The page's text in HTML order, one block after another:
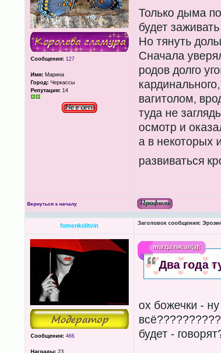
Сообщения: 127
Имя: Марина
Город: Черкассы
Репутация: 14
Только дыма
будет
Но тянуть
Сначала
родов долго
вагитолом,
туда не
осмотр и
а в некоторых
развиваться
Вернуться к началу
fomenkolitvin Заголовок сообщения:
Сообщения: 466
Награды: 23
murzjaписал(а):
Два года
ох божечки -
будет -